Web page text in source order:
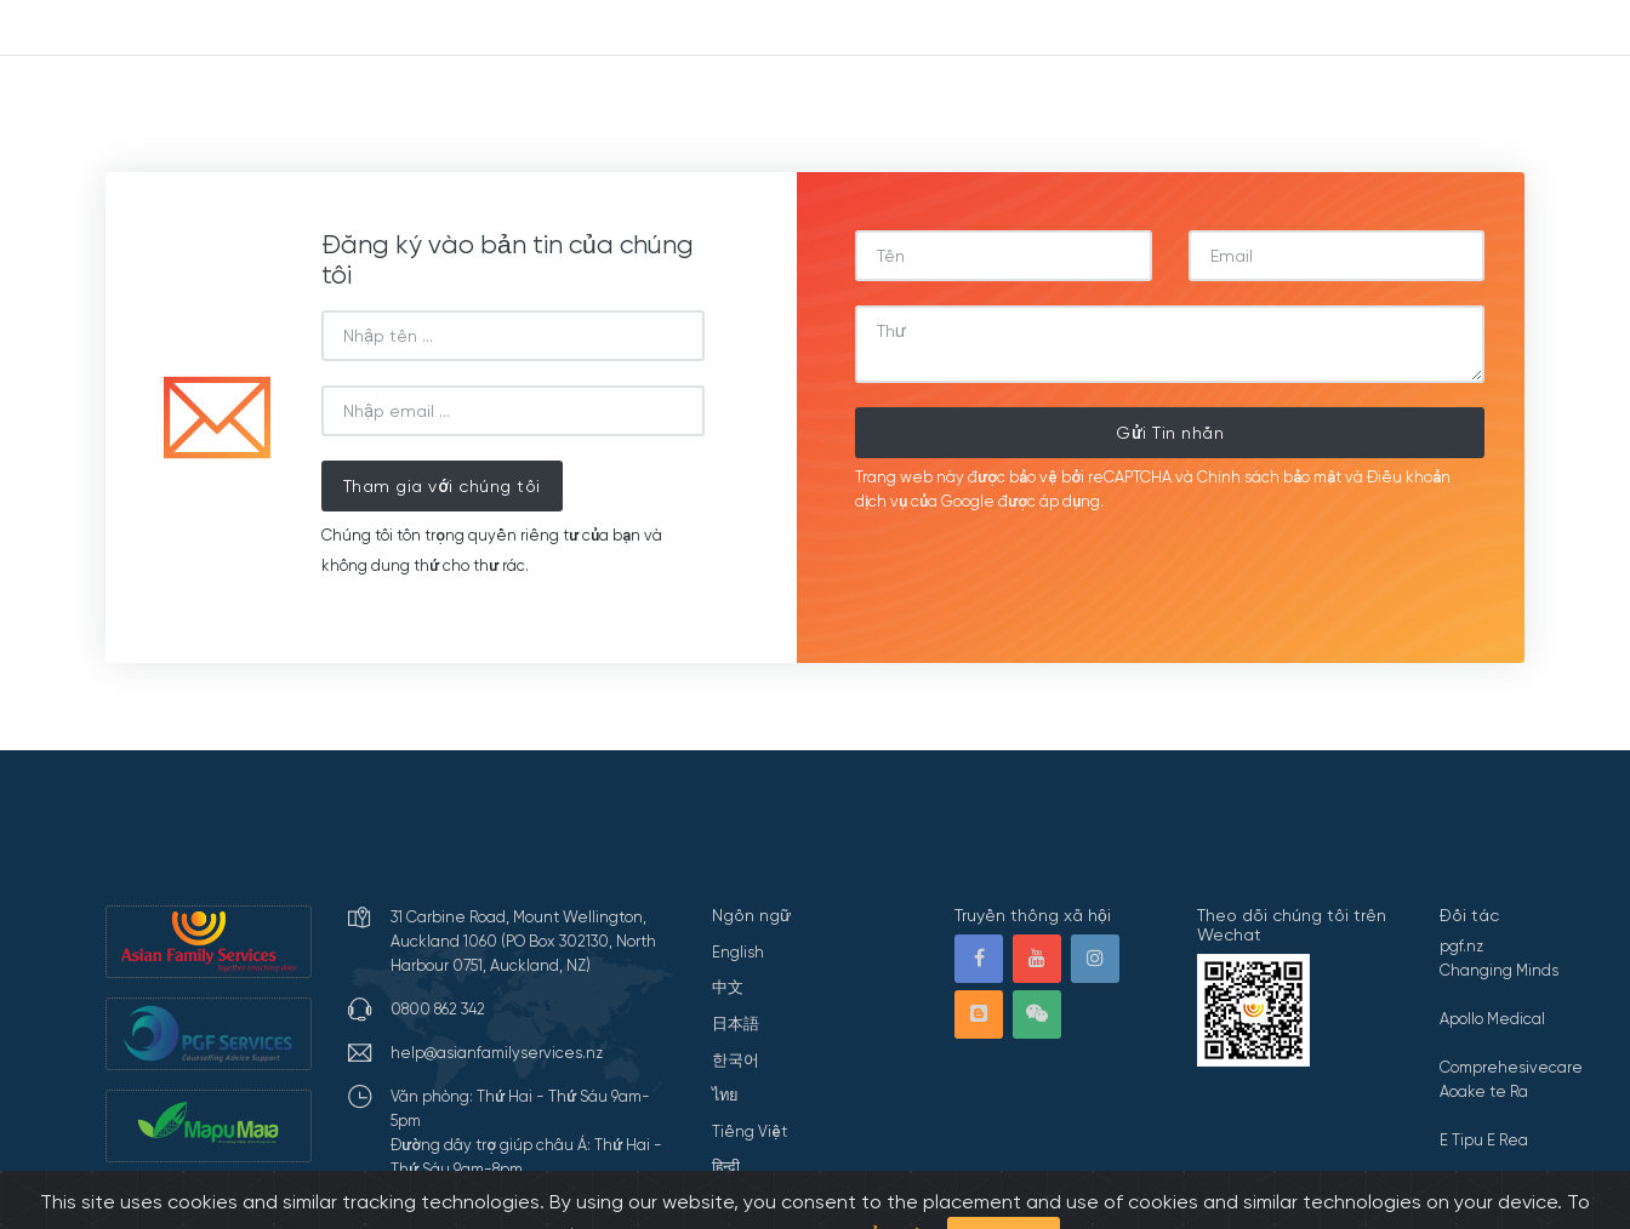
Đăng ký vào bản tin của chúng
tôi
Tham gia với chúng tôi
Chúng tôi tôn trọng quyền riêng tư của bạn và
không dung thứ cho thư rác.
Gửi Tin nhắn
Trang web này được bảo vệ bởi reCAPTCHA và Chính sách bảo mật và Điều khoản
dịch vụ của Google được áp dụng.
Ngôn ngữ
English
中文
日本語
한국어
ไทย
Tiếng Việt
हिन्दी
Truyền thông xã hội
Theo dõi chúng tôi trên
Wechat
31 Carbine Road, Mount Wellington,
Auckland 1060 (PO Box 302130, North
Harbour 0751, Auckland, NZ)
0800 862 342
help@asianfamilyservices.nz
Văn phòng: Thứ Hai - Thứ Sáu 9am-
5pm
Đường dây trợ giúp châu Á: Thứ Hai -
Thứ Sáu 9am-8pm
Terms of Use and Privacy Statement
Đối tác
pgf.nz
Changing Minds
Apollo Medical
Comprehesivecare
Aoake te Ra
E Tipu E Rea
This site uses cookies and similar tracking technologies. By using our website, you consent to the placement and use of cookies and similar technologies on your device. To